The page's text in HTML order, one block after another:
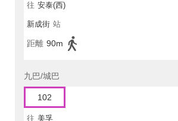
往 安泰(西)
新成街 站
距離 90m
九巴/城巴
102
往 美孚